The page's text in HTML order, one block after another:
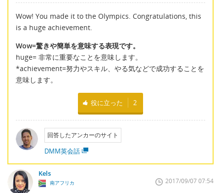
Wow! You made it to the Olympics. Congratulations, this
is a huge achievement.
Wow=驚きや簡単を意味する表現です。
huge= 非常に重要なことを意味します。
*achievement=努力やスキル、やる気などで成功することを
意味します。
役に立った 2
回答したアンカーのサイト
DMM英会話
Kels
南アフリカ 2017/09/07 07:54